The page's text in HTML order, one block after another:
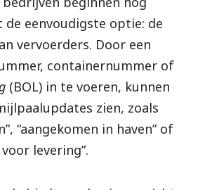
de eenvoudigste optie: de
vervoerders. Door een
containernummer of
(BOL) in te voeren, kunnen
zien, zoals
“aangekomen in haven” of
levering”.